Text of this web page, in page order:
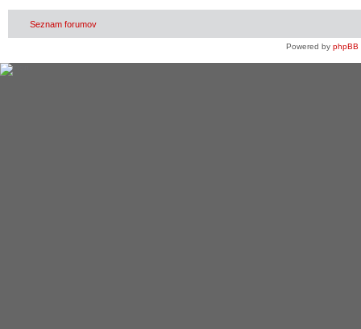
Seznam forumov
Powered byphpBB